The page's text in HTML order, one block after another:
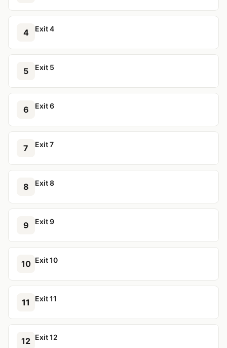
4 Exit 4
5 Exit 5
6 Exit 6
7 Exit 7
8 Exit 8
9 Exit 9
10 Exit 10
11 Exit 11
12 Exit 12